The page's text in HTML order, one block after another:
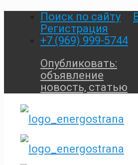
Поиск по сайту
Регистрация
+7 (969) 999-5744
Опубликовать:
объявление
новость, статью